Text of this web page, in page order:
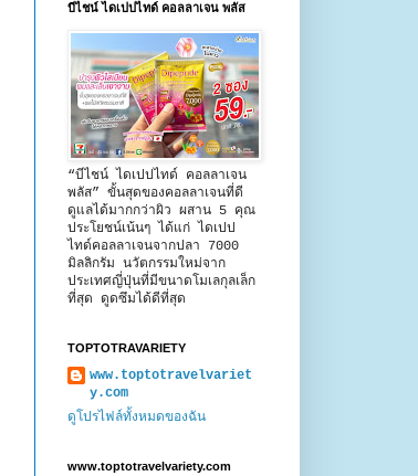
บีไชน์ ไดเปปไทด์ คอลลาเจน พลัส
“บีไชน์ ไดเปปไทด์ คอลลาเจน
พลัส” ขั้นสุดของคอลลาเจนที่ดี
ดูแลได้มากกว่าผิว ผสาน 5 คุณ
ประโยชน์เน้นๆ ได้แก่ ไดเปป
ไทด์คอลลาเจนจากปลา 7000
มิลลิกรัม นวัตกรรมใหม่จาก
ประเทศญี่ปุ่นที่มีขนาดโมเลกุลเล็ก
ที่สุด ดูดซึมได้ดีที่สุด
TOPTOTRAVARIETY
www.toptotravelvariet
y.com
ดูโปรไฟล์ทั้งหมดของฉัน
www.toptotravelvariety.com